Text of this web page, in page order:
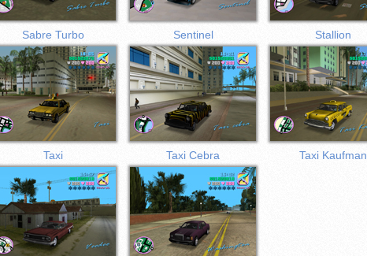
Sabre Turbo Sentinel Stallion
Taxi Taxi Cebra Taxi Kaufman